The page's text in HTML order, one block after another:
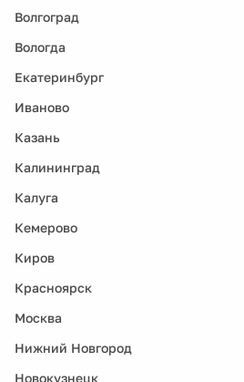
Волгоград
Вологда
Екатеринбург
Иваново
Казань
Калининград
Калуга
Кемерово
Киров
Красноярск
Москва
Нижний Новгород
Новокузнецк